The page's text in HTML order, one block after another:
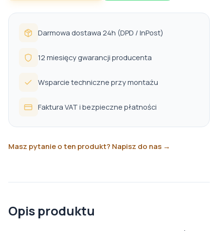
Darmowa dostawa 24h (DPD / InPost)
12 miesięcy gwarancji producenta
Wsparcie techniczne przy montażu
Faktura VAT i bezpieczne płatności
Masz pytanie o ten produkt? Napisz do nas →
Opis produktu